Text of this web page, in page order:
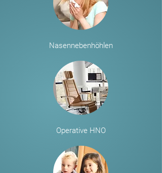
Nasennebenhöhlen
Operative HNO